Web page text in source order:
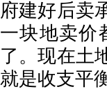
府建好后卖
一块地卖价
了。现在土
就是收支平